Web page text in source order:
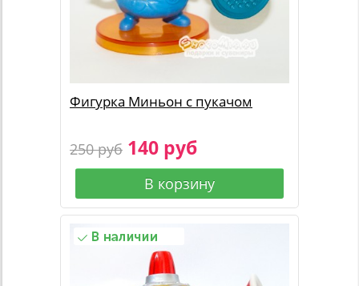
Фигурка Миньон с пукачом
250 руб 140 руб
В корзину